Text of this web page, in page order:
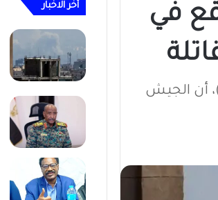
في
أن الجيش
أخر الاخبار